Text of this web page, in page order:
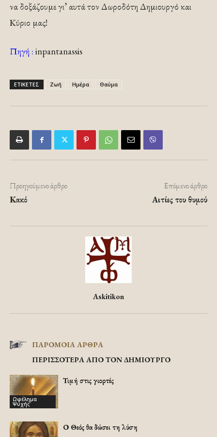
να δοξάζουμε γι’ αυτά τον Δωροδότη Δημιουργό και
Κύριο μας!
Πηγή : inpantanassis
ΕΤΙΚΕΤΕΣ Ζωή Ημέρα Θαύμα
Προηγούμενο άρθρο
Κακό
Επόμενο άρθρο
Αιτίες του θυμού
Askitikon
ΠΑΡΟΜΟΙΑ ΑΡΘΡΑ
ΠΕΡΙΣΣΟΤΕΡΑ ΑΠΟ ΤΟΝ ΔΗΜΙΟΥΡΓΟ
Ωφέλημα
Ψυχής
Τιμή στις γιορτές
Ο Θεός θα δώσει τη λύση